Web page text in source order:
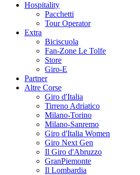
Hospitality
Pacchetti
Tour Operator
Extra
Biciscuola
Fan-Zone Le Tolfe
Store
Giro-E
Partner
Altre Corse
Giro d'Italia
Tirreno Adriatico
Milano-Torino
Milano-Sanremo
Giro d'Italia Women
Giro Next Gen
Il Giro d'Abruzzo
GranPiemonte
Il Lombardia